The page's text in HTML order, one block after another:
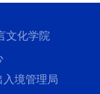
文化学院
入境管理局